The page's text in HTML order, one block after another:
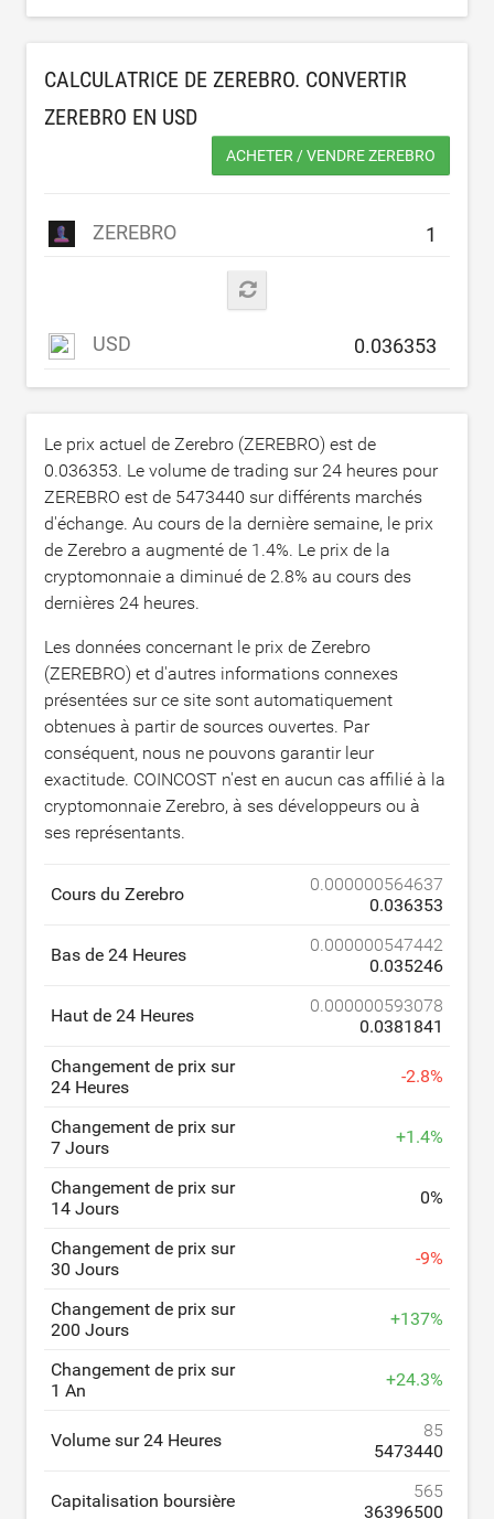
CALCULATRICE DE ZEREBRO. CONVERTIR
ZEREBRO EN USD
ACHETER / VENDRE ZEREBRO
ZEREBRO
USD
Le prix actuel de Zerebro (ZEREBRO) est de
0.036353. Le volume de trading sur 24 heures pour
ZEREBRO est de 5473440 sur différents marchés
d'échange. Au cours de la dernière semaine, le prix
de Zerebro a augmenté de 1.4%. Le prix de la
cryptomonnaie a diminué de 2.8% au cours des
dernières 24 heures.
Les données concernant le prix de Zerebro
(ZEREBRO) et d'autres informations connexes
présentées sur ce site sont automatiquement
obtenues à partir de sources ouvertes. Par
conséquent, nous ne pouvons garantir leur
exactitude. COINCOST n'est en aucun cas affilié à la
cryptomonnaie Zerebro, à ses développeurs ou à
ses représentants.
Cours du Zerebro
0.000000564637
0.036353
Bas de 24 Heures
0.000000547442
0.035246
Haut de 24 Heures
0.000000593078
0.0381841
Changement de prix sur
24 Heures
-2.8%
Changement de prix sur
7 Jours
+1.4%
Changement de prix sur
14 Jours
0%
Changement de prix sur
30 Jours
-9%
Changement de prix sur
200 Jours
+137%
Changement de prix sur
1 An
+24.3%
Volume sur 24 Heures
85
5473440
Capitalisation boursière
565
36396500